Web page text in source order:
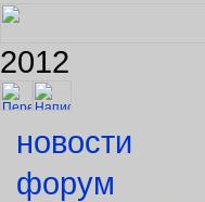
2012
новости
форум